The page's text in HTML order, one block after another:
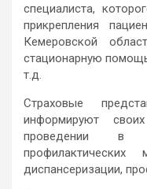
специалиста,
прикрепления
Кемеровской
стационарную
т.д.
Страховые
информируют
проведении в
диспансеризации,